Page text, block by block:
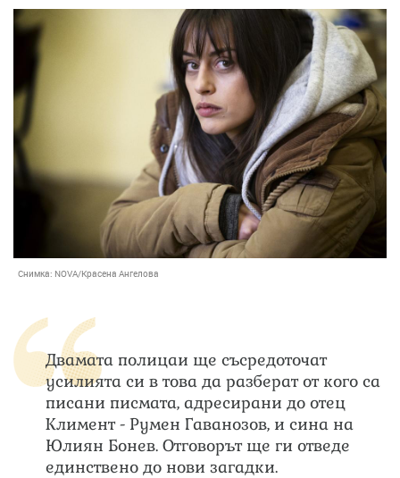
Снимка: NOVA/Красена Ангелова
Двамата полицаи ще съсредоточат
усилията си в това да разберат от кого са
писани писмата, адресирани до отец
Климент - Румен Гаванозов, и сина на
Юлиян Бонев. Отговорът ще ги отведе
единствено до нови загадки.